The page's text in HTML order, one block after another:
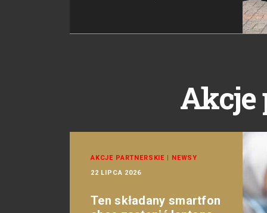
Akcje
AKCJE PARTNERSKIE | NEWSY
22 LIPCA 2026
Ten składany smartfon